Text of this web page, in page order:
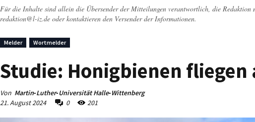
Für die Inhalte sind allein die Übersender der Mitteilungen verantwortlich, die Redaktion
redaktion@l-iz.de oder kontaktieren den Versender der Informationen.
Melder Wortmelder
Studie: Honigbienen
Von Martin‐Luther‐Universität Halle‐Wittenberg
21. August 2024
0 201